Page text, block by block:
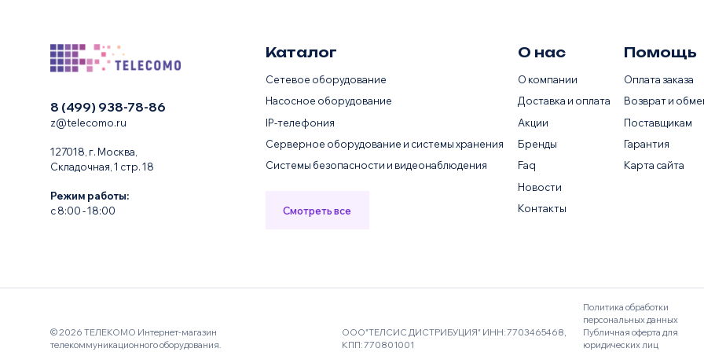
8 (499) 938-78-86
z@telecomo.ru
127018, г. Москва,
Складочная, 1 стр. 18
Режим работы:
с 8:00 - 18:00
Каталог
Сетевое оборудование
Насосное оборудование
IP-телефония
Серверное оборудование и системы хранения
Системы безопасности и видеонаблюдения
Смотреть все
О нас
О компании
Доставка и оплата
Акции
Бренды
Faq
Новости
Контакты
Помощь
Оплата заказа
Возврат и
Поставщикам
Гарантия
Карта сайта
© 2026 ТЕЛЕКОМО Интернет-магазин
телекоммуникационного оборудования.
ООО"ТЕЛСИС ДИСТРИБУЦИЯ" ИНН: 7703465468,
КПП: 770801001
Политика обработки
персональных данных
Публичная оферта для
юридических лиц